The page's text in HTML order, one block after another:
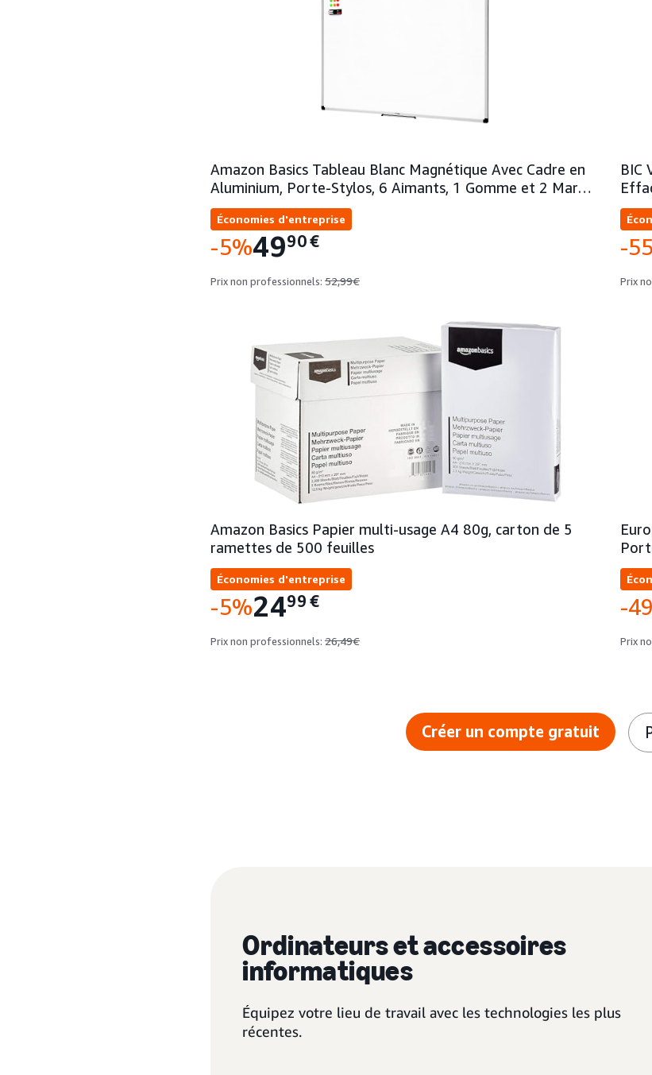
Amazon Basics Tableau Blanc Magnétique Avec Cadre en
Aluminium, Porte-Stylos, 6 Aimants, 1 Gomme et 2 Mar…
Économies d'entreprise
-5%4990€
Prix non professionnels: 52,99€
BIC
-
Prix
Amazon Basics Papier multi-usage A4 80g, carton de 5
ramettes de 500 feuilles
Économies d'entreprise
-5%2499 €
Prix non professionnels: 26,49€
-
Prix
Créer un compte gratuit
Ordinateurs et accessoires
informatiques
Équipez votre lieu de travail avec les technologies les plus
récentes.